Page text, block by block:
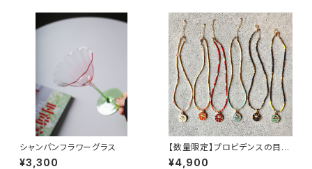
シャンパンフラワーグラス
¥3,300
【数量限定】プロビデンスの目
ビーズネックレス☆
¥4,900